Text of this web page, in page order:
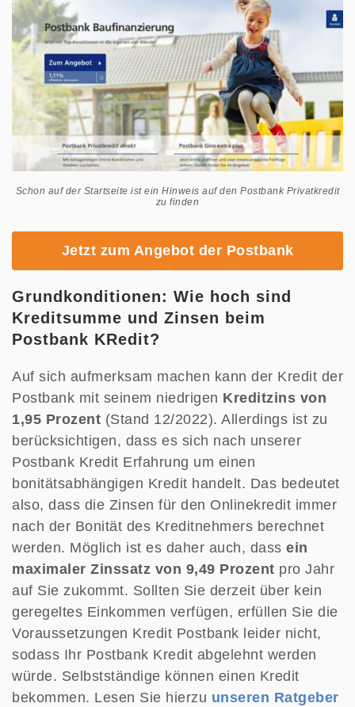
Schon auf der Startseite ist ein Hinweis auf den Postbank Privatkredit
zu finden
Jetzt zum Angebot der Postbank
Grundkonditionen: Wie hoch sind
Kreditsumme und Zinsen beim
Postbank KRedit?
Auf sich aufmerksam machen kann der Kredit der
Postbank mit seinem niedrigen Kreditzins von
1,95 Prozent (Stand 12/2022). Allerdings ist zu
berücksichtigen, dass es sich nach unserer
Postbank Kredit Erfahrung um einen
bonitätsabhängigen Kredit handelt. Das bedeutet
also, dass die Zinsen für den Onlinekredit immer
nach der Bonität des Kreditnehmers berechnet
werden. Möglich ist es daher auch, dass ein
maximaler Zinssatz von 9,49 Prozent pro Jahr
auf Sie zukommt. Sollten Sie derzeit über kein
geregeltes Einkommen verfügen, erfüllen Sie die
Voraussetzungen Kredit Postbank leider nicht,
sodass Ihr Postbank Kredit abgelehnt werden
würde. Selbstständige können einen Kredit
bekommen. Lesen Sie hierzu unseren Ratgeber